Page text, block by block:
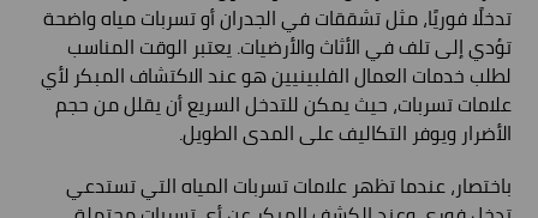
تدخلًا فوريًا، مثل تشققات في الجدران أو تسربات مياه واضحة
تؤدي إلى تلف في الأثاث والأرضيات. يعتبر الوقت المناسب
لطلب خدمات العمال الفلبينيين هو عند الاكتشاف المبكر لأي
علامات تسربات، حيث يمكن للتدخل السريع أن يقلل من حجم
الأضرار ويوفر التكاليف على المدى الطويل.
باختصار، عندما تظهر علامات تسربات المياه التي تستدعي